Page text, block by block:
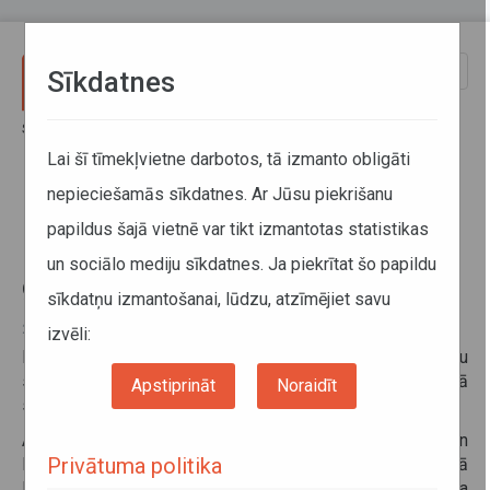
Sākums
Pavasara perioda braukšanas
ierobežojumi Baltkrievijā 2023.
gadā
29. marts 2023
Baltkrievijā nav spēkā esošu braukšanas ierobežojumu
starptautiskiem kravu pārvadājumiem (tai skaitā
svētdienās un valsts noteiktās brīvdienās).
Atsaucoties uz Baltkrievijas Republikas Transporta un
Komunikāciju Ministrijas sniegto informāciju, 2023. gadā
Sīkdatnes
Lai šī tīmekļvietne darbotos, tā izmanto obligāti
nepieciešamās sīkdatnes. Ar Jūsu piekrišanu
papildus šajā vietnē var tikt izmantotas statistikas
un sociālo mediju sīkdatnes. Ja piekrītat šo papildu
sīkdatņu izmantošanai, lūdzu, atzīmējiet savu
izvēli:
Apstiprināt Noraidīt
Privātuma politika